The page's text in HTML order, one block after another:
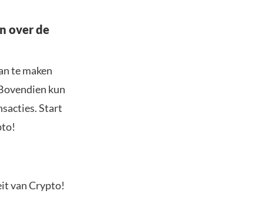
over de
te maken
kun
Start
van Crypto!